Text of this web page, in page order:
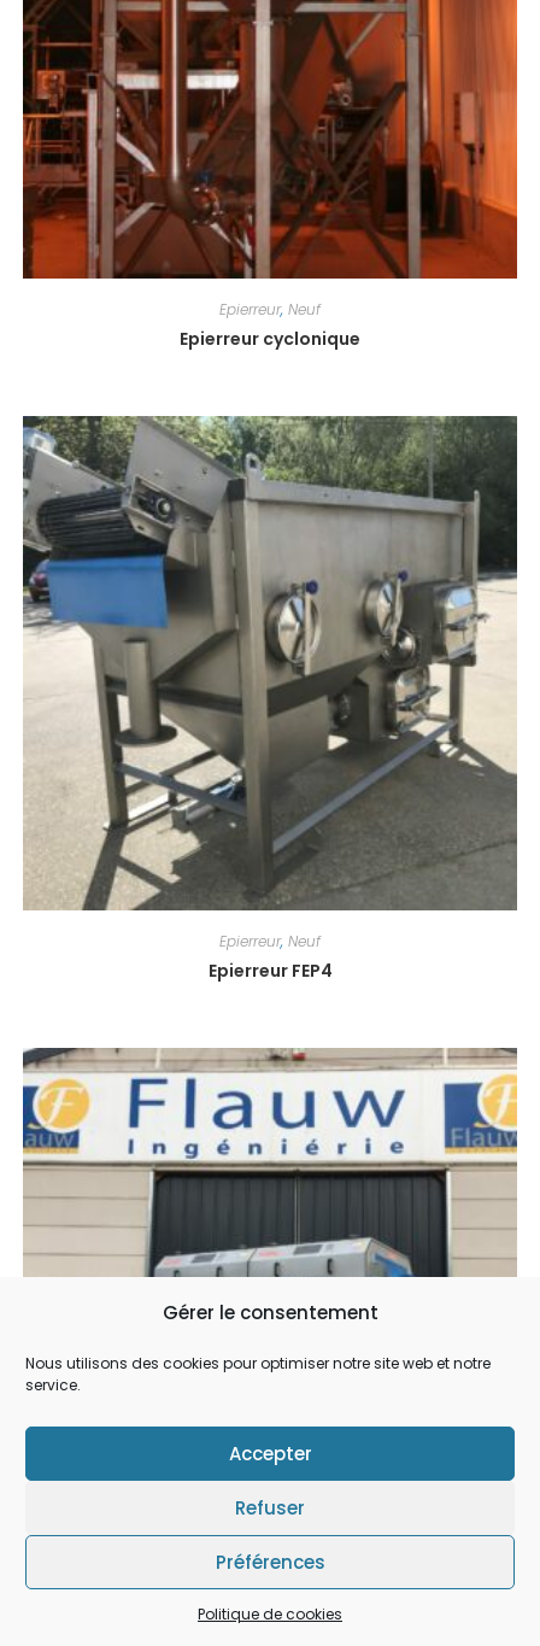
Gérer le consentement
Nous utilisons des cookies pour optimiser notre site web et notre
service.
Accepter
Refuser
Préférences
Politique de cookies
Epierreur, Neuf
Epierreur cyclonique
Epierreur, Neuf
Epierreur FEP4
Equeuteuse,Neuf
Equeuteuse FE4